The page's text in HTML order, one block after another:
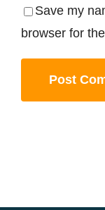
Save my
browser for